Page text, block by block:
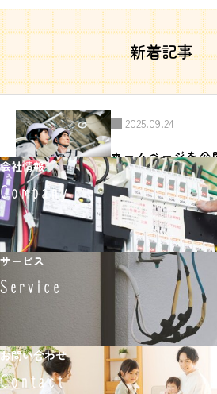
ナ
ビ
ゲ
ー
シ
ョ
ン
新着記事
2025.09.24
ホームページを公
会社情報
Company
サービス
Service
お問い合わせ
Contact